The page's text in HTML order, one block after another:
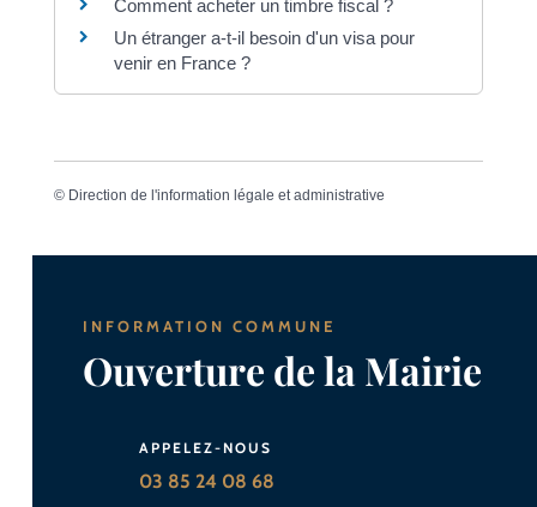
Comment acheter un timbre fiscal ?
Un étranger a-t-il besoin d'un visa pour
venir en France ?
© Direction de l'information légale et administrative
INFORMATION COMMUNE
Ouverture de la Mairie
APPELEZ-NOUS
03 85 24 08 68